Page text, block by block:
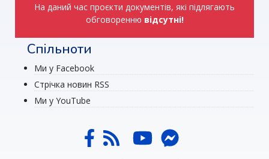
На даний час проєкти документів, які підлягають
обговоренню відсутні!
Спільноти
Ми у Facebook
Стрічка новин RSS
Ми у YouTube